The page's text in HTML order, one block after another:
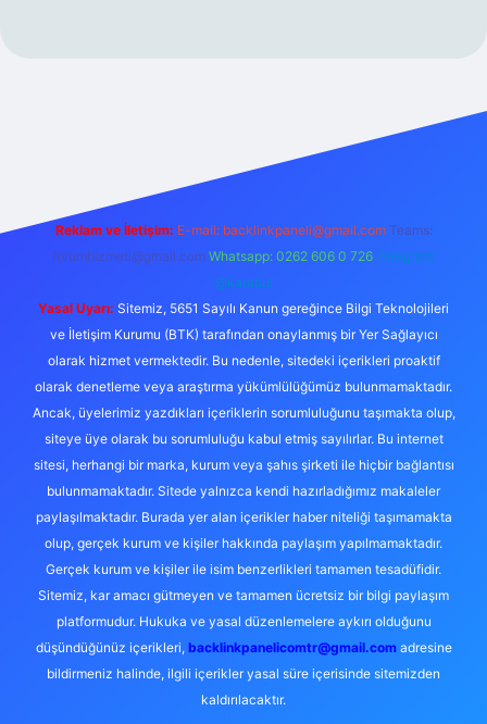
Reklam ve İletişim: E-mail: backlinkpaneli@gmail.com Teams:
forumhizmeti@gmail.com Whatsapp: 0262 606 0 726 Telegram:
@karabul
Yasal Uyarı: Sitemiz, 5651 Sayılı Kanun gereğince Bilgi Teknolojileri
ve İletişim Kurumu (BTK) tarafından onaylanmış bir Yer Sağlayıcı
olarak hizmet vermektedir. Bu nedenle, sitedeki içerikleri proaktif
olarak denetleme veya araştırma yükümlülüğümüz bulunmamaktadır.
Ancak, üyelerimiz yazdıkları içeriklerin sorumluluğunu taşımakta olup,
siteye üye olarak bu sorumluluğu kabul etmiş sayılırlar. Bu internet
sitesi, herhangi bir marka, kurum veya şahıs şirketi ile hiçbir bağlantısı
bulunmamaktadır. Sitede yalnızca kendi hazırladığımız makaleler
paylaşılmaktadır. Burada yer alan içerikler haber niteliği taşımamakta
olup, gerçek kurum ve kişiler hakkında paylaşım yapılmamaktadır.
Gerçek kurum ve kişiler ile isim benzerlikleri tamamen tesadüfidir.
Sitemiz, kar amacı gütmeyen ve tamamen ücretsiz bir bilgi paylaşım
platformudur. Hukuka ve yasal düzenlemelere aykırı olduğunu
düşündüğünüz içerikleri, backlinkpanelicomtr@gmail.comadresine
bildirmeniz halinde, ilgili içerikler yasal süre içerisinde sitemizden
kaldırılacaktır.